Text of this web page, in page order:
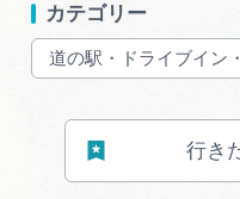
カテゴリー
道の駅・ドライブイン
行き